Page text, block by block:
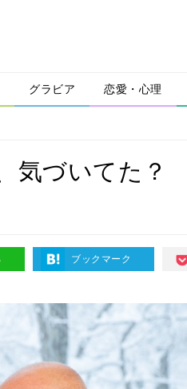
グラビア 恋愛・心理
気づいてた？
ブックマーク